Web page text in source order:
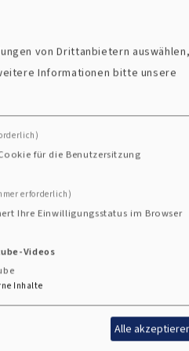
arbeiten dafür zusammen,
steht,
lacht, spielt, bastelt und
den Eltern.
Mehr zum
Thema
Weitere Infos rund um die
von Drittanbietern
Informationen bitte unsere
für die Benutzersitzung
erforderlich)
Ihre Einwilligungsstatus im Browser
Videos
Inhalte
Alle